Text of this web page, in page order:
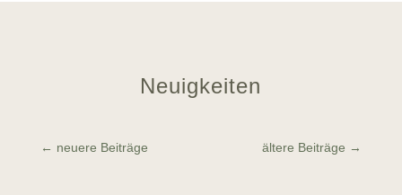
Neuigkeiten
← neuere Beiträge ältere Beiträge →